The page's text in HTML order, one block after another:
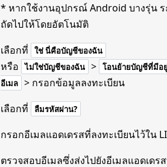
* หากใช้งานอุปกรณ์ Android บางรุ่น
ถัดไปให้โดยอัตโนมัติ
เลือกที่
ใช่ นี่คือบัญชีของฉัน
หรือ ไม่ใช่บัญชีของฉัน > โอนย้ายบัญชีที่มีอ
อีเมล > กรอกข้อมูลลงทะเบียน
เลือกที่
ลืมรหัสผ่าน?
กรอกอีเมลแอดเดรสที่ลงทะเบียนไว้ใน
ตรวจสอบอีเมลซึ่งส่งไปยังอีเมลแอดเด